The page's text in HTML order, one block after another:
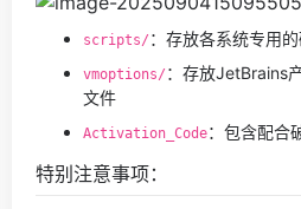
scripts/ ：存放各系统专用
vmoptions/ ：存放JetBrains
文件
Activation_Code：包含配合
特别注意事项：